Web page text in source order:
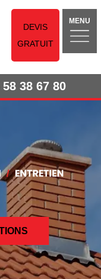
DEVIS
GRATUIT
MENU
58 38 67 80